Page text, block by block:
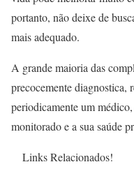
portanto, não deixe de
mais adequado.
A grande maioria das
precocemente diagnostica,
periodicamente um
monitorado e a sua saúde
Links Relacionados!